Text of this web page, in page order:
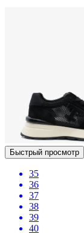
Быстрый просмотр
35
36
37
38
39
40